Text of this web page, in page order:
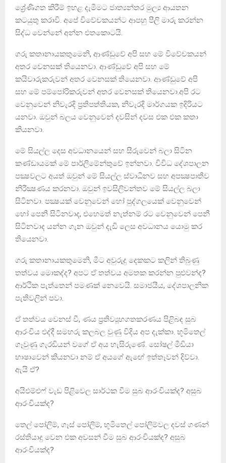
ශ්‍රේණිගත කිරීම් ඉහළ දැමීමට ජාත්‍යන්තර මුල්‍ය ආයතන
කටයුතු කරාවි. අපේ විවේචකයන්ට ආපහු පීලි මාරු කරන්න
සිද්ධ වෙන්නේ අන්න එතකොටයි.
ගරු කතානායකතුමෙනි, ආණ්ඩුවේ අපි සහ මේ විවේචකයන්
අතර වෙනසක් තියෙනවා. ආණ්ඩුවේ අපි සහ මේ
කයිවාරුකරුවන් අතර වෙනසක් තියෙනවා. ආණ්ඩුවේ අපි
සහ මේ පම්පෝරිකරුවන් අතර වෙනසක් තියෙනවා.අපි රට
වෙනුවෙන් නිවැරදි ප්‍රතිපත්තියක, නිවැරදි මාර්ගයක ඉදිරියට
යනවා. ඔවුන් බලය වෙනුවෙන් දවසින් දවස එක එක කතා
කියනවා.
මේ සියල්ල දෙස අවධානයෙන් සහ සීරුවෙන් බලා සිටින
කණ්ඩායමක් මේ පාර්ලිමේන්තුවේ ඉන්නවා. විවිධ දේශපාලන
පක්‍ෂවලට අයත් ඔවුන් මේ සියල්ල ස්වාධීනව සහ අපක්‍ෂපාතීව
නිරීක්‍ෂණය කරනවා. ඔවුන් ඉවසිලිවන්තව මේ සියල්ල බලා
සිටිනවා. පක්‍ෂයක් වෙනුවෙන් හෝ පුද්ගලයෙක් වෙනුවෙන්
හෝ පෙනී සිටිනවාද, එහෙමත් නැත්නම් රට වෙනුවෙන් පෙනී
සිටිනවාද යන්න ගැන ඔවුන් දැඩි ලෙස අවධානය යොමු කර
තියෙනවා.
ගරු කතානායකතුමෙනි, මීට අවුරුදු දෙකකට කලින් තිබුණු
තත්වය මොකද්ද? අපට ඒ තත්වය අමතක කරන්න පුළුවන්ද?
ආර්ථික පැත්තෙන් පමණක් නෙවෙයි. සමාජයීය, දේශපාලනික
පැතිවලින් පවා.
ඒ තත්වය වෙනස් වී, ණය ප්‍රතිව්‍යූහගතකරණය පිළිබඳ සුබ
ආරංචිය එද්දී සමහරු කලබල වුණු විදිය අප දැක්කා. භූමිතෙල්
ගෑවුණු ගැරඬියන් වගේ ඒ අය හැසිරුණේ. සෝෂල් මීඩියා
භාෂාවෙන් කියනවා නම් ඒ අයගේ ඇඟේ ඉත්තෑවන් දිව්වා.
ඇයි ඒ?
අයිඑම්එෆ් වැඩ පිළිවෙල සාර්ථක වීම සුබ ආරංචියක්ද? අසුබ
ආරංචියක්ද?
තෙල් පෝලිම්, ගෑස් පෝලිම්, භූමිතෙල් පෝලිම්වල දවස් ගණන්
රස්තියාදු වෙන එක අවසන් වීම සුබ ආරංචියක්ද? අසුබ
ආරංචියක්ද?